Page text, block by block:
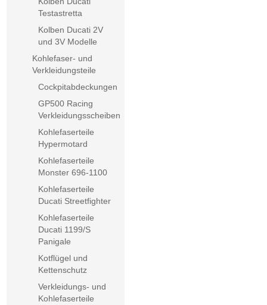
Testastretta
Kolben Ducati 2V
und 3V Modelle
Kohlefaser- und
Verkleidungsteile
Cockpitabdeckungen
GP500 Racing
Verkleidungsscheiben
Kohlefaserteile
Hypermotard
Kohlefaserteile
Monster 696-1100
Kohlefaserteile
Ducati Streetfighter
Kohlefaserteile
Ducati 1199/S
Panigale
Kotflügel und
Kettenschutz
Verkleidungs- und
Kohlefaserteile